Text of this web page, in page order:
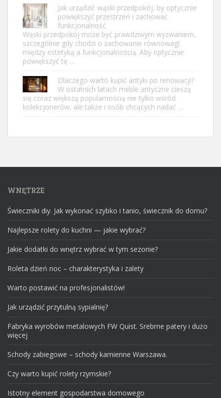
Jak urządzić wąski przedpokój, by optycznie
powiększyć przestrzeń i zachować
funkcjonalność
Wąski przedpokój może być prawdziwym wyzwaniem,
szczególnie gdy chodzi o zachowanie równowagi
między estetyką a funkcjonalnością. Aby optycznie
powiększyć tę …
Dlaczego warto kupić antyki po renowacji?
W ostatnich latach meble antyczne cieszą
się coraz większą popularnością nie tylko wśród
kolekcjonerów, ale także i osób chcących nadać …
WNĘTRZE
Świeczniki diy. Jak wykonać szybko i tanio, świecznik do domu?
Najlepsze rolety do kuchni — jakie wybrać?
Jakie dodatki do wnętrz wybrać w tym sezonie?
Roleta dzień noc – charakterystyka i zalety
Warto postawić na profesjonalistów!
Jak urządzić przytulną sypialnię?
Fabryka wyrobów metalowych FW Quist. Srebrne patery i dużo
więcej
Schody zabiegowe – schody kamienne Warszawa.
Czy warto kupić rolety rzymskie?
Istotny element gospodarstwa domowego